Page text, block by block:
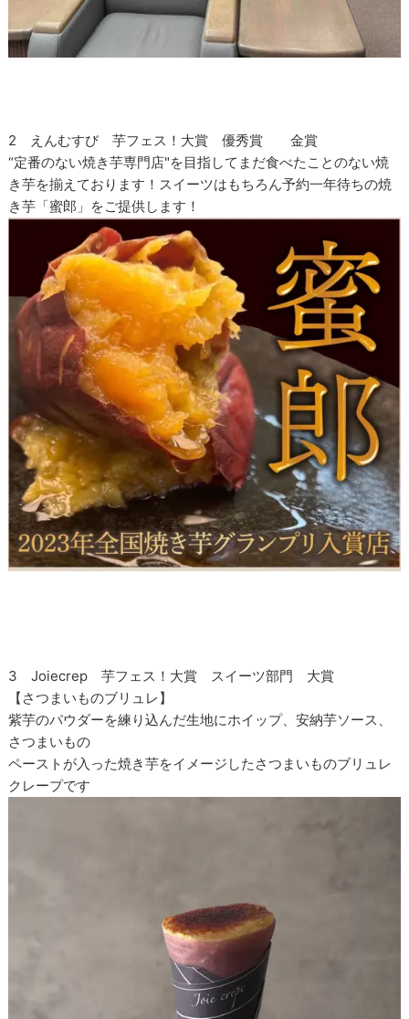
2 えんむすび 芋フェス！大賞 優秀賞 金賞
“定番のない焼き芋専門店"を目指してまだ食べたことのない焼
き芋を揃えております！スイーツはもちろん予約一年待ちの焼
き芋「蜜郎」をご提供します！
3 Joiecrep 芋フェス！大賞 スイーツ部門 大賞
【さつまいものブリュレ】
紫芋のパウダーを練り込んだ生地にホイップ、安納芋ソース、
さつまいもの
ペーストが入った焼き芋をイメージしたさつまいものブリュレ
クレープです